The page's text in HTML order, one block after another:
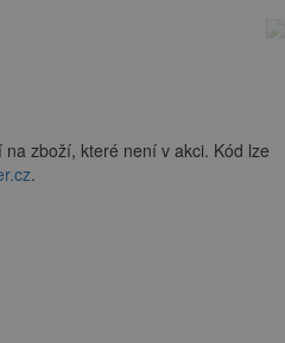
na zboží, které není v akci. Kód lze
.